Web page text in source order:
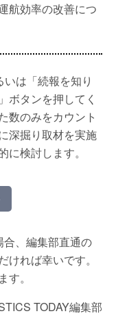
航効率の改善につ
は「続報を知り
ボタンを押してく
数のみをカウント
深掘り取材を実施
検討します。
、編集部直通の
れば幸いです。
。
TODAY編集部